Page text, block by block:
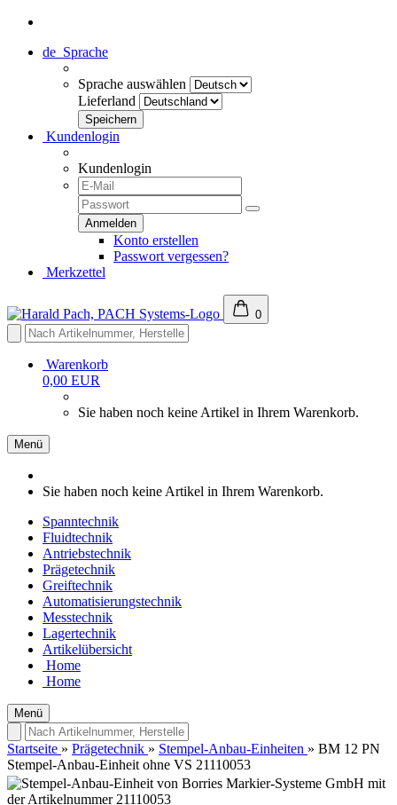
de Sprache
Sprache auswählen
Lieferland
Kundenlogin
Kundenlogin
Konto erstellen
Passwort vergessen?
Merkzettel
0
Warenkorb
0,00 EUR
Sie haben noch keine Artikel in Ihrem Warenkorb.
Menü
Sie haben noch keine Artikel in Ihrem Warenkorb.
Spanntechnik
Fluidtechnik
Antriebstechnik
Prägetechnik
Greiftechnik
Automatisierungstechnik
Messtechnik
Lagertechnik
Artikelübersicht
Home
Home
Menü
Startseite » Prägetechnik » Stempel-Anbau-Einheiten » BM 12 PN
Stempel-Anbau-Einheit ohne VS 21110053